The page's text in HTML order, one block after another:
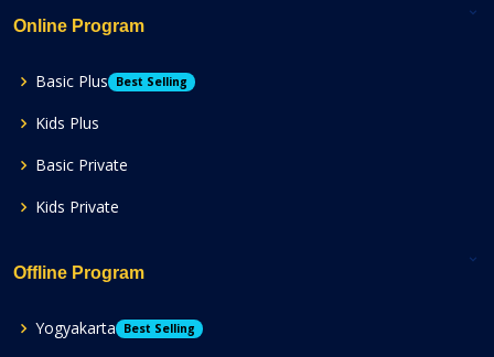
Online Program
Basic Plus Best Selling
Kids Plus
Basic Private
Kids Private
Offline Program
Yogyakarta Best Selling